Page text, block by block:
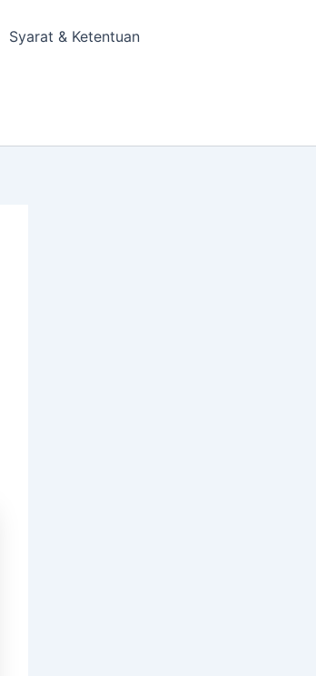
Syarat & Ketentuan